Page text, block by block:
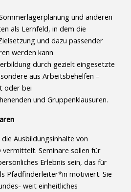
und anderen
als Lernfeld, in dem die
und dazu passender
werden kann
durch gezielt eingesetzte
aus Arbeitsbehelfen –
oder bei
und Gruppenklausuren.
Ausbildungsinhalte von
vermittelt. Seminare sollen für
Erlebnis sein, das für
Pfadfinderleiter*in motiviert. Sie
weit einheitliches